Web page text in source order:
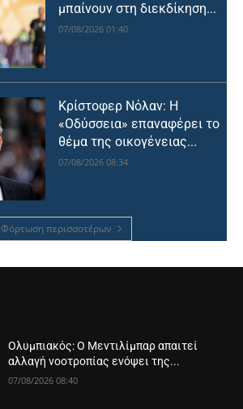
μπαίνουν στη διεκδίκηση...
07/08/2026 01:40
Κρίστοφερ Νόλαν: Η
«Οδύσσεια» επαναφέρει το
θέμα της οικογένειας...
07/08/2026 08:34
Φόρτωση περισσοτέρων
Ολυμπιακός: Ο Μεντιλίμπαρ απαιτεί
αλλαγή νοοτροπίας ενόψει της...
07/08/2026 08:40